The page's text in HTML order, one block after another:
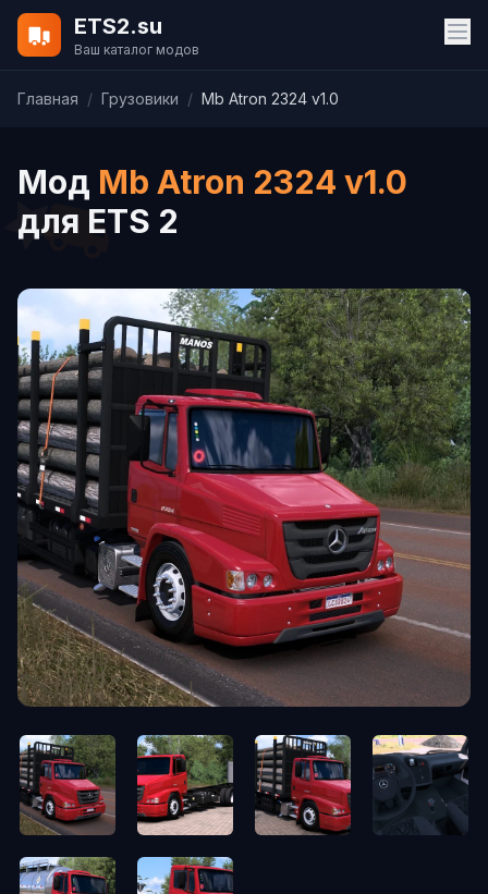
ETS2.su
Ваш каталог модов
Главная / Грузовики / Mb Atron 2324 v1.0
Мод Mb Atron 2324 v1.0
для ETS 2